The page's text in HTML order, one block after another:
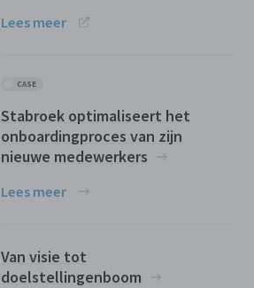
Lees meer
CASE
Stabroek optimaliseert het
onboardingproces van zijn
nieuwe medewerkers
Lees meer
Van visie tot
doelstellingenboom